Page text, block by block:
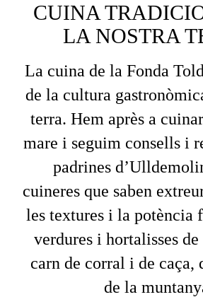
CUINA
LA NOSTRA
La cuina de la Fonda
de la cultura
terra. Hem après a
mare i seguim consells i
padrines
cuineres que saben
les textures i la potència
verdures i hortalisses
carn de corral i de caça,
de la